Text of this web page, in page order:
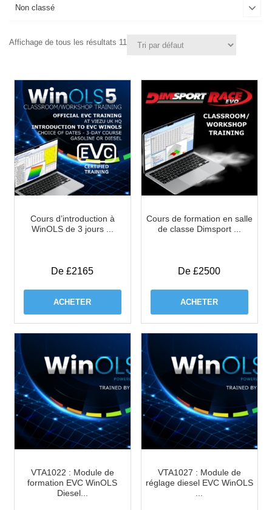
Affichage de tous les résultats 11
Cours d’introduction à
WinOLS de 3 jours ...
De £2165
ACHETER
Cours de formation en salle
de classe Dimsport ...
De £2500
ACHETER
VTA1022 : Module de
formation EVC WinOLS
Diesel...
VTA1027 : Module de
réglage diesel EVC WinOLS
Non classé